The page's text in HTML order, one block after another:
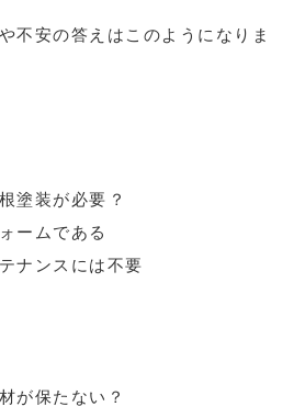
不安の答えはこのようになりま
塗装が必要？
ームである
ナンスには不要
が保たない？